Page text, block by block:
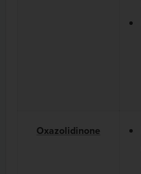
Oxazolidinone